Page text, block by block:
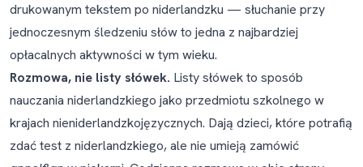
drukowanym tekstem po niderlandzku — słuchanie przy
jednoczesnym śledzeniu słów to jedna z najbardziej
opłacalnych aktywności w tym wieku.
Rozmowa, nie listy słówek. Listy słówek to sposób
nauczania niderlandzkiego jako przedmiotu szkolnego w
krajach nieniderlandzkojęzycznych. Dają dzieci, które potrafią
zdać test z niderlandzkiego, ale nie umieją zamówić